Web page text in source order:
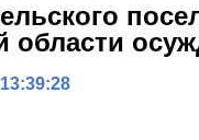
области